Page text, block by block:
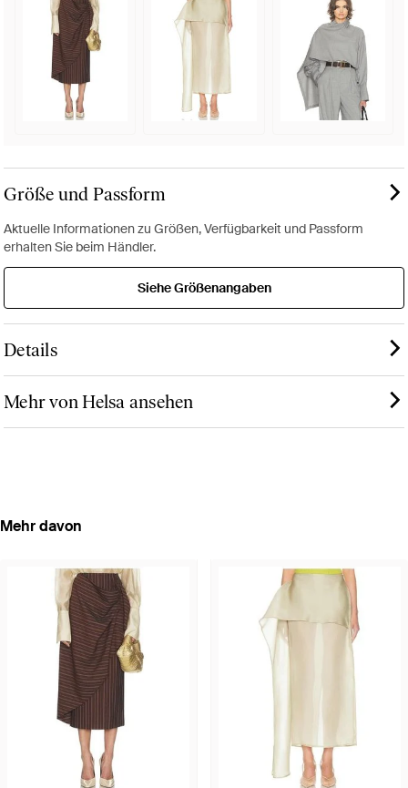
Größe und Passform
Aktuelle Informationen zu Größen, Verfügbarkeit und Passform
erhalten Sie beim Händler.
Siehe Größenangaben
Details
Mehr von Helsa ansehen
Mehr davon